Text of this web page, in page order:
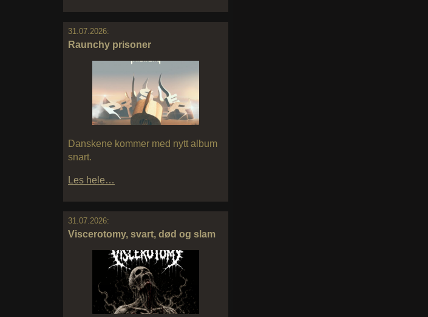
31.07.2026:
Raunchy prisoner
Danskene kommer med nytt album
snart.
Les hele…
31.07.2026:
Viscerotomy, svart, død og slam